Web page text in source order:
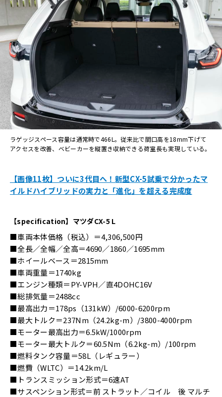
ラゲッジスペース容量は通常時で466L。従来比で間口高を18mm下げて
アクセスを改善、ベビーカーを縦置き収納できる荷室長も実現している。
【画像11枚】ついに3代目へ！新型CX-5試乗で分かったマ
イルドハイブリッドの実力と「進化」を超える完成度
【specification】マツダCX-5 L
■車両本体価格（税込）＝4,306,500円
■全長／全幅／全高＝4690／1860／1695mm
■ホイールベース＝2815mm
■車両重量＝1740kg
■エンジン種類＝PY-VPH／直4DOHC16V
■総排気量＝2488cc
■最高出力＝178ps（131kW）/6000-6200rpm
■最大トルク＝237Nm（24.2kg-m）/3800-4000rpm
■モーター最高出力＝6.5kW/1000rpm
■モーター最大トルク＝60.5Nm（6.2kg-m）/100rpm
■燃料タンク容量＝58L（レギュラー）
■燃費（WLTC）＝14.2km/L
■トランスミッション形式＝6速AT
■サスペンション形式＝前 ストラット／コイル 後 マルチ